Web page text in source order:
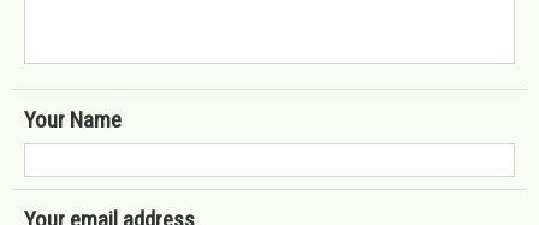
Your Name